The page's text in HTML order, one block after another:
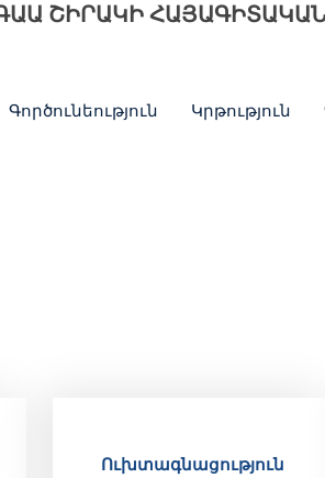
ՇԻՐԱԿԻ
Գործունեություն Կրթություն
Ուխտագնացություն